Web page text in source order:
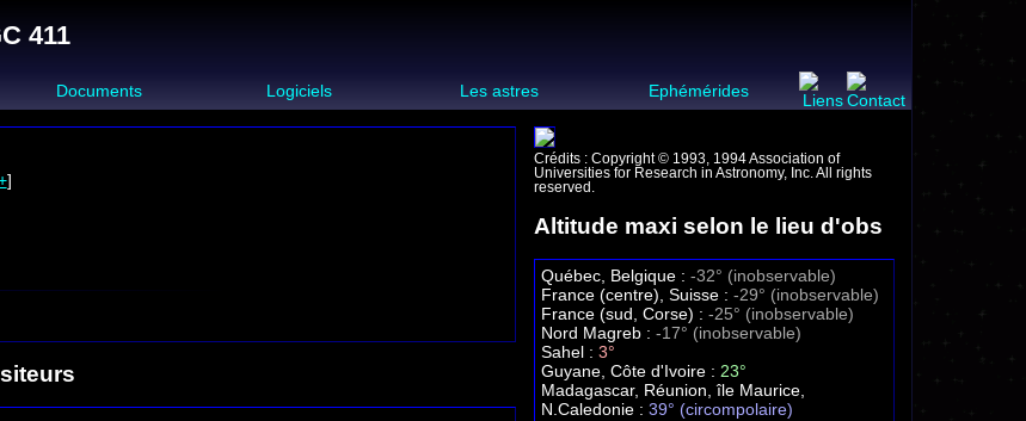
411
Documents Logiciels Les astres Ephémérides
]
Crédits : Copyright © 1993, 1994 Association of
Universities for Research in Astronomy, Inc. All rights
reserved.
Altitude maxi selon le lieu d'obs
Québec, Belgique : -32° (inobservable)
France (centre), Suisse : -29° (inobservable)
France (sud, Corse) : -25° (inobservable)
Nord Magreb : -17° (inobservable)
Sahel : 3°
Guyane, Côte d'Ivoire : 23°
Madagascar, Réunion, île Maurice,
N.Caledonie : 39° (circompolaire)